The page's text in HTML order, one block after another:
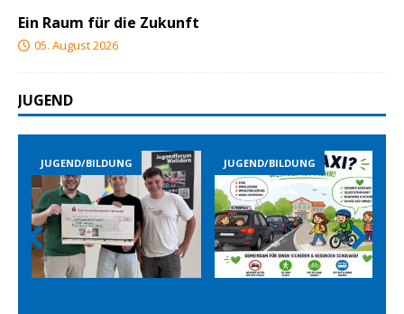
Ein Raum für die Zukunft
05. August 2026
JUGEND
JUGEND/BILDUNG JUGEND/BILDUNG
Prev
ious
Nex
t